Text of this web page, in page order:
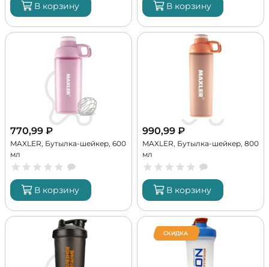
В корзину В корзину
770,99 ₽
MAXLER, Бутылка-шейкер, 600
мл
В корзину
990,99 ₽
MAXLER, Бутылка-шейкер, 800
мл
В корзину
СКИДКА